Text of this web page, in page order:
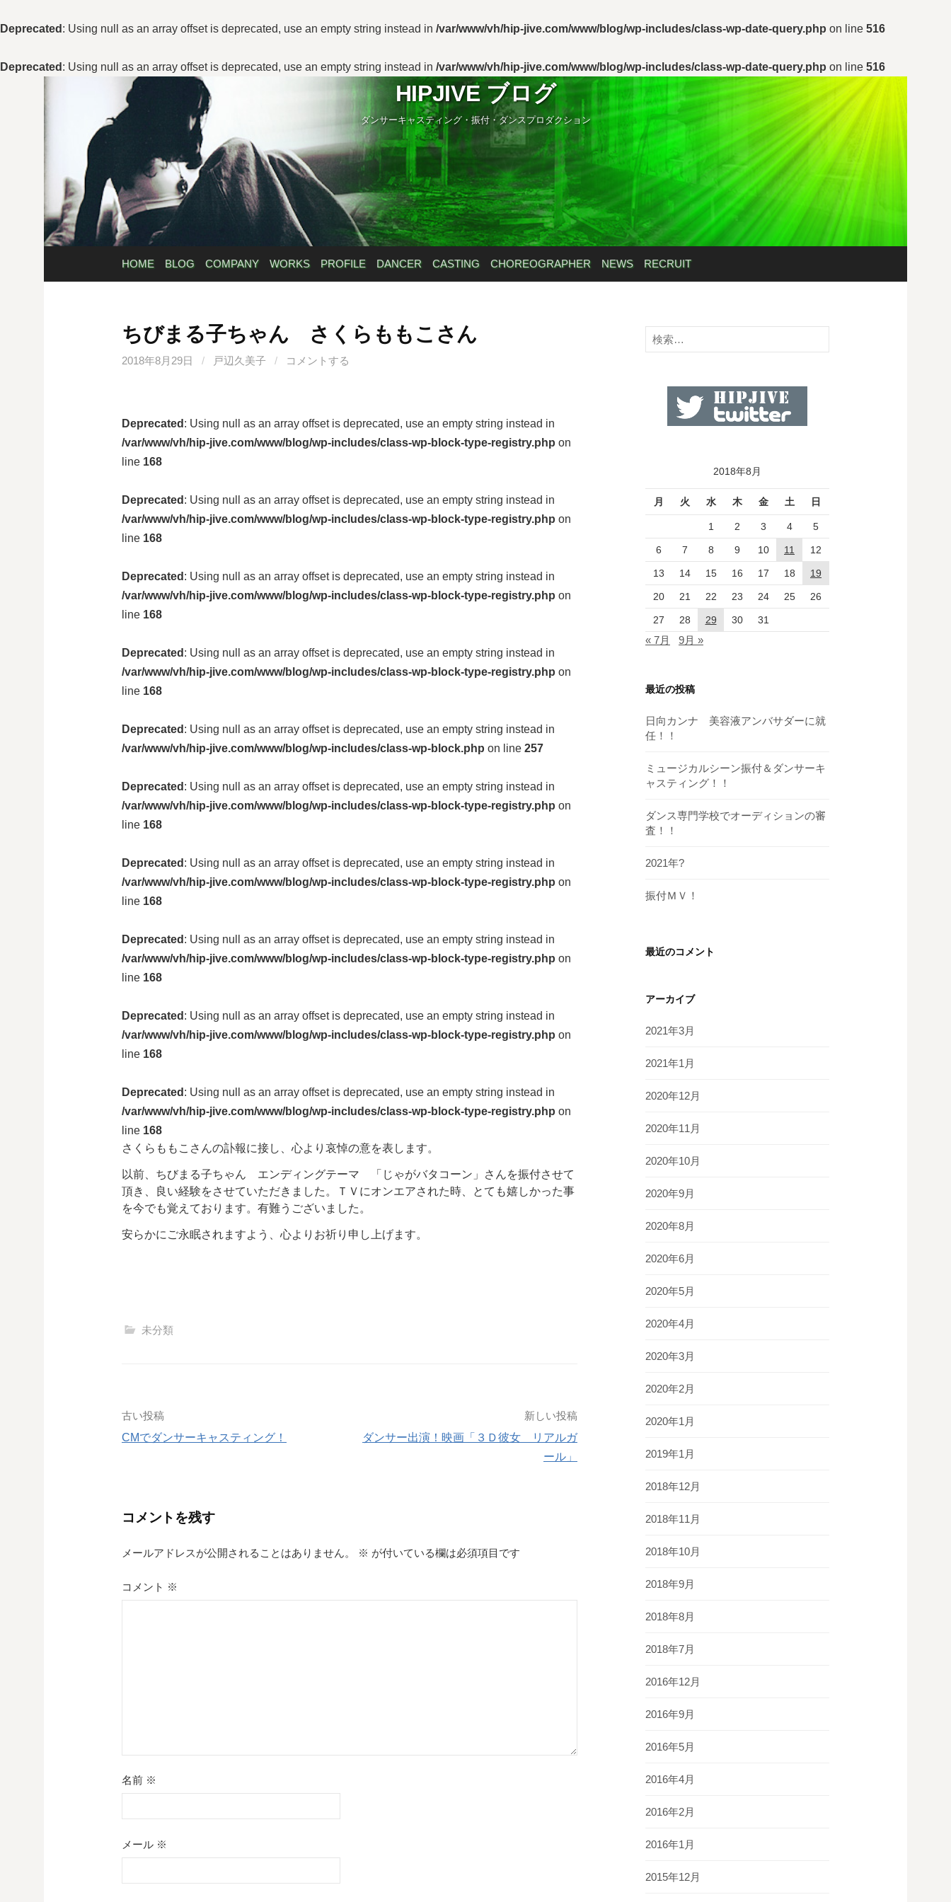
Deprecated : Using null as an array offset is deprecated, use an empty string instead in /var/www/vh/hip-jive.com/www/blog/wp-includes/class-wp-date-query.php on line 516
Deprecated : Using null as an array offset is deprecated, use an empty string instead in /var/www/vh/hip-jive.com/www/blog/wp-includes/class-wp-date-query.php on line 516
テ
ン
ツ
キ
ッ
HIPJIVE ブログ
ダンサーキャスティング・振付・ダンスプロダクション
HOME BLOG COMPANY WORKS PROFILE DANCER CASTING CHOREOGRAPHER NEWS RECRUIT
索:
ちびまる子ちゃん さくらももこさん
2018年8月29日 / 戸辺久美子 / コメントする
Deprecated : Using null as an array offset is deprecated, use an empty string instead in
/var/www/vh/hip-jive.com/www/blog/wp-includes/class-wp-block-type-registry.php on
line 168
Deprecated : Using null as an array offset is deprecated, use an empty string instead in
/var/www/vh/hip-jive.com/www/blog/wp-includes/class-wp-block-type-registry.php on
line 168
Deprecated : Using null as an array offset is deprecated, use an empty string instead in
/var/www/vh/hip-jive.com/www/blog/wp-includes/class-wp-block-type-registry.php on
line 168
Deprecated : Using null as an array offset is deprecated, use an empty string instead in
/var/www/vh/hip-jive.com/www/blog/wp-includes/class-wp-block-type-registry.php on
line 168
Deprecated : Using null as an array offset is deprecated, use an empty string instead in
/var/www/vh/hip-jive.com/www/blog/wp-includes/class-wp-block.php on line 257
Deprecated : Using null as an array offset is deprecated, use an empty string instead in
/var/www/vh/hip-jive.com/www/blog/wp-includes/class-wp-block-type-registry.php on
line 168
Deprecated : Using null as an array offset is deprecated, use an empty string instead in
/var/www/vh/hip-jive.com/www/blog/wp-includes/class-wp-block-type-registry.php on
line 168
Deprecated : Using null as an array offset is deprecated, use an empty string instead in
/var/www/vh/hip-jive.com/www/blog/wp-includes/class-wp-block-type-registry.php on
line 168
Deprecated : Using null as an array offset is deprecated, use an empty string instead in
/var/www/vh/hip-jive.com/www/blog/wp-includes/class-wp-block-type-registry.php on
line 168
Deprecated : Using null as an array offset is deprecated, use an empty string instead in
/var/www/vh/hip-jive.com/www/blog/wp-includes/class-wp-block-type-registry.php on
line 168
さくらももこさんの訃報に接し、心より哀悼の意を表します。
以前、ちびまる子ちゃん エンディングテーマ 「じゃがバタコーン」さんを振付させて
頂き、良い経験をさせていただきました。ＴＶにオンエアされた時、とても嬉しかった事
を今でも覚えております。有難うございました。
安らかにご永眠されますよう、心よりお祈り申し上げます。
未分類
投
稿
ー
シ
古い投稿
CMでダンサーキャスティング！
新しい投稿
ダンサー出演！映画「３Ｄ彼女 リアルガ
ール」
コメントを残す
メールアドレスが公開されることはありません。 ※ が付いている欄は必須項目です
コメント ※
名前 ※
メール ※
検
索:
2018年8月
月 火 水 木 金 土 日
1 2 3 4 5
6 7 8 9 10 11 12
13 14 15 16 17 18 19
20 21 22 23 24 25 26
27 28 29 30 31
« 7月 9月 »
最近の投稿
日向カンナ 美容液アンバサダーに就
任！！
ミュージカルシーン振付＆ダンサーキ
ャスティング！！
ダンス専門学校でオーディションの審
査！！
2021年?
振付ＭＶ！
最近のコメント
アーカイブ
2021年3月
2021年1月
2020年12月
2020年11月
2020年10月
2020年9月
2020年8月
2020年6月
2020年5月
2020年4月
2020年3月
2020年2月
2020年1月
2019年1月
2018年12月
2018年11月
2018年10月
2018年9月
2018年8月
2018年7月
2016年12月
2016年9月
2016年5月
2016年4月
2016年2月
2016年1月
2015年12月